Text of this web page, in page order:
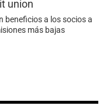
beneficios a los socios a
más bajas